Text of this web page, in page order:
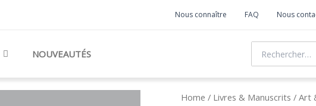
Nous connaître FAQ Nous
NOUVEAUTÉS
Home / Livres & Manuscrits / Art